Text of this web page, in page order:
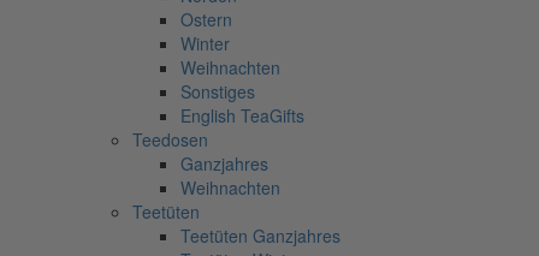
Ostern
Winter
Weihnachten
Sonstiges
English TeaGifts
Teedosen
Ganzjahres
Weihnachten
Teetüten
Teetüten Ganzjahres